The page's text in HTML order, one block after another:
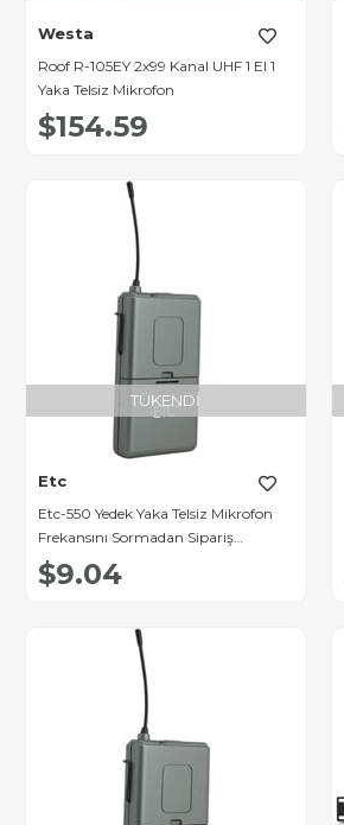
Westa
Roof R-105EY 2x99 Kanal UHF 1 El 1
Yaka Telsiz Mikrofon
$154.59
TÜKENDI
Etc
Etc-550 Yedek Yaka Telsiz Mikrofon
Frekansını Sormadan Sipariş
Yazmayın]
$9.04